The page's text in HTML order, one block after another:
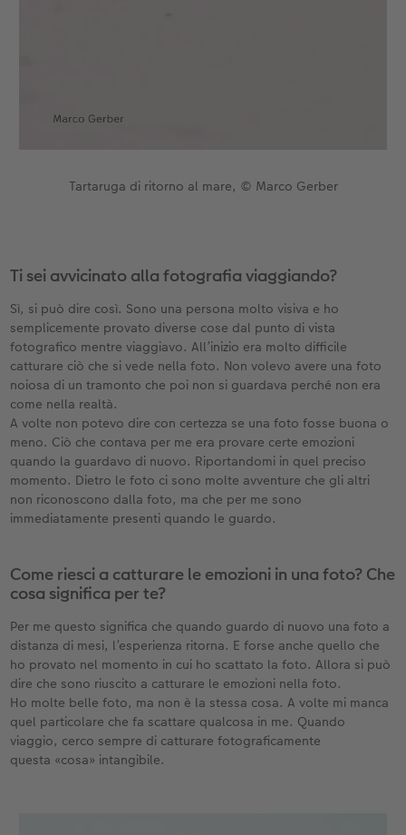
Tartaruga di ritorno al mare, © Marco Gerber
Ti sei avvicinato alla fotografia viaggiando?
Sì, si può dire così. Sono una persona molto visiva e ho
semplicemente provato diverse cose dal punto di vista
fotografico mentre viaggiavo. All’inizio era molto difficile
catturare ciò che si vede nella foto. Non volevo avere una foto
noiosa di un tramonto che poi non si guardava perché non era
come nella realtà.
A volte non potevo dire con certezza se una foto fosse buona o
meno. Ciò che contava per me era provare certe emozioni
quando la guardavo di nuovo. Riportandomi in quel preciso
momento. Dietro le foto ci sono molte avventure che gli altri
non riconoscono dalla foto, ma che per me sono
immediatamente presenti quando le guardo.
Come riesci a catturare le emozioni in una foto? Che
cosa significa per te?
Per me questo significa che quando guardo di nuovo una foto a
distanza di mesi, l’esperienza ritorna. E forse anche quello che
ho provato nel momento in cui ho scattato la foto. Allora si può
dire che sono riuscito a catturare le emozioni nella foto.
Ho molte belle foto, ma non è la stessa cosa. A volte mi manca
quel particolare che fa scattare qualcosa in me. Quando
viaggio, cerco sempre di catturare fotograficamente
questa «cosa» intangibile.